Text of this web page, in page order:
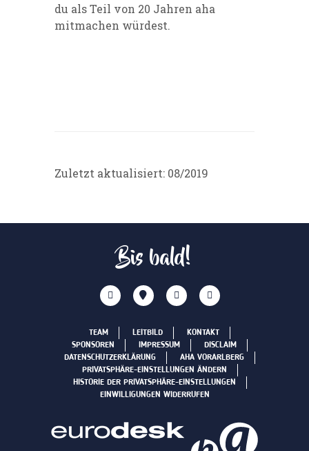
du als Teil von 20 Jahren aha
mitmachen würdest.
Zuletzt aktualisiert: 08/2019
Bis bald!
TEAM LEITBILD
KONTAKT
SPONSOREN
IMPRESSUM
DISCLAIM
DATENSCHUTZERKLÄRUNG
AHA VORARLBERG
PRIVATSPHÄRE-EINSTELLUNGEN ÄNDERN
HISTORIE DER PRIVATSPHÄRE-EINSTELLUNGEN
EINWILLIGUNGEN WIDERRUFEN